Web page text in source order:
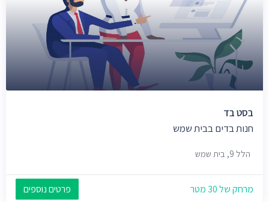
בסט בד
חנות בדים בבית שמש
הלל 9, בית שמש
מרחק של 30 מטר פרטים נוספים